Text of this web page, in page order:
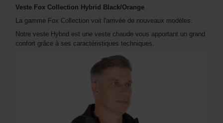
Veste Fox Collection Hybrid Black/Orange
La gamme Fox Collection voit l'arrivée de nouveaux modèles.
Notre veste Hybrid est une veste chaude vous apportant un grand
confort grâce à ses caractéristiques techniques.